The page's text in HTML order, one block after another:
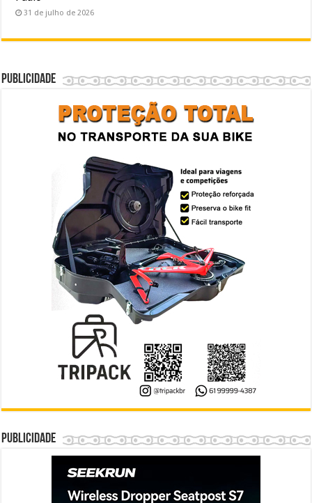
31 de julho de 2026
Publicidade
Publicidade